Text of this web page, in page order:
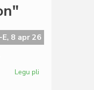
internacia
konferenco
8 apr 26
Legu pli